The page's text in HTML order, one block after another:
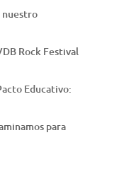
nuestro
Rock Festival
Educativo:
para